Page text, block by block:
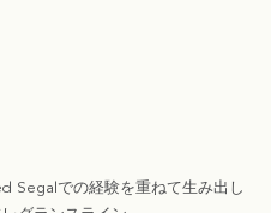
Segalでの経験を重ねて生み出し